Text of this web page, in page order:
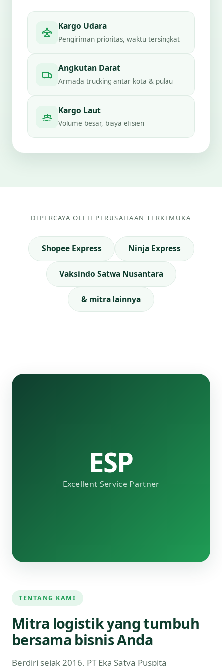
Kargo Udara
Pengiriman prioritas, waktu tersingkat
Angkutan Darat
Armada trucking antar kota & pulau
Kargo Laut
Volume besar, biaya efisien
DIPERCAYA OLEH PERUSAHAAN TERKEMUKA
Shopee Express Ninja Express
Vaksindo Satwa Nusantara
& mitra lainnya
ESP
Excellent Service Partner
TENTANG KAMI
Mitra logistik yang tumbuh
bersama bisnis Anda
Berdiri sejak 2016, PT Eka Satya Puspita